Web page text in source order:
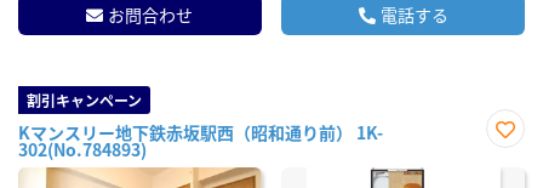
お問合わせ 電話する
割引キャンペーン
Kマンスリー地下鉄赤坂駅西（昭和通り前） 1K-
302(No.784893)
に入